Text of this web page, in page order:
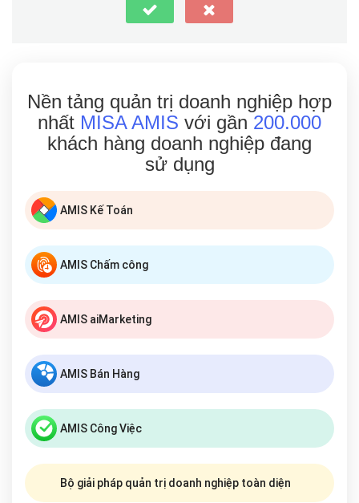
Nền tảng quản trị doanh nghiệp hợp
nhất MISA AMIS với gần 200.000
khách hàng doanh nghiệp đang
sử dụng
AMIS Kế Toán
AMIS Chấm công
AMIS aiMarketing
AMIS Bán Hàng
AMIS Công Việc
Bộ giải pháp quản trị doanh nghiệp toàn diện